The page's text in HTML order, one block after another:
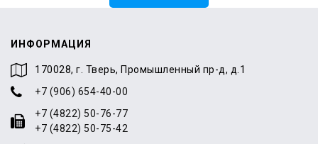
ИНФОРМАЦИЯ
170028, г. Тверь, Промышленный пр-д, д.1
+7 (906) 654-40-00
+7 (4822) 50-76-77
+7 (4822) 50-75-42